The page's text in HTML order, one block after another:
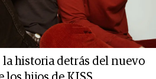
historia detrás del nuevo